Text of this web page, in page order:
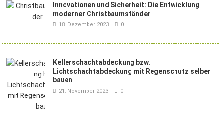
Innovationen und Sicherheit: Die Entwicklung
moderner Christbaumständer
18. Dezember 2023 0
Kellerschachtabdeckung bzw.
Lichtschachtabdeckung mit Regenschutz selber
bauen
21. November 2023 0